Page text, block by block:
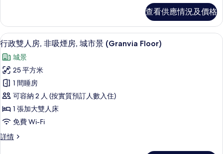
市
景
的
相
片
房,
城
市
景
詳
情
查看供應情況及價格
載
入
所
有
行
政
雙
人
房,
高級寢具、羽絨被、遮光窗簾/窗簾、
18
行政雙人房, 非吸煙房, 城市景 (Granvia Floor)
城景
25 平方米
1 間睡房
可容納 2 人 (按實質預訂人數入住)
1 張加大雙人床
免費 Wi-Fi
詳情
行